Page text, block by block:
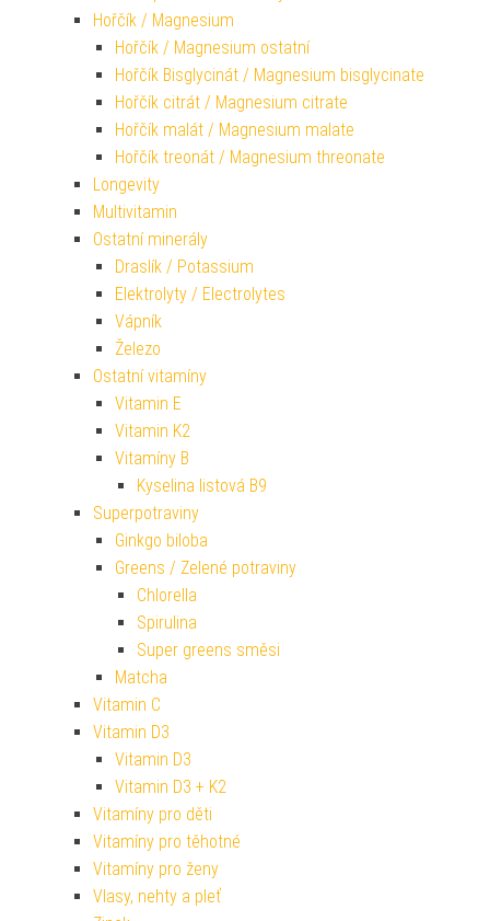
Hořčík / Magnesium
Hořčík / Magnesium ostatní
Hořčík Bisglycinát / Magnesium bisglycinate
Hořčík citrát / Magnesium citrate
Hořčík malát / Magnesium malate
Hořčík treonát / Magnesium threonate
Longevity
Multivitamin
Ostatní minerály
Draslík / Potassium
Elektrolyty / Electrolytes
Vápník
Železo
Ostatní vitamíny
Vitamin E
Vitamin K2
Vitamíny B
Kyselina listová B9
Superpotraviny
Ginkgo biloba
Greens / Zelené potraviny
Chlorella
Spirulina
Super greens směsi
Matcha
Vitamin C
Vitamin D3
Vitamin D3
Vitamin D3 + K2
Vitamíny pro děti
Vitamíny pro těhotné
Vitamíny pro ženy
Vlasy, nehty a pleť